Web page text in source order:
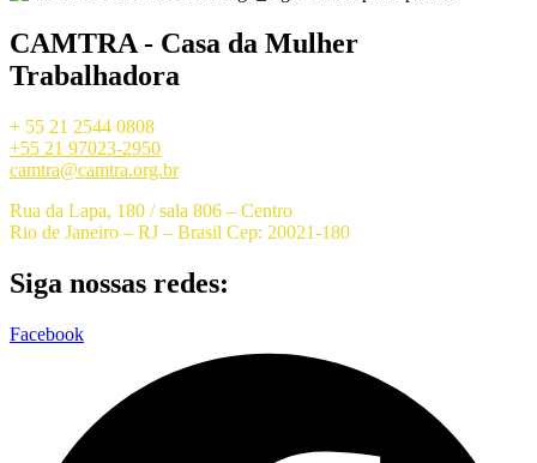
CAMTRA - Casa da Mulher
Trabalhadora
+ 55 21 2544 0808
+55 21 97023-2950
camtra@camtra.org.br
Rua da Lapa, 180 / sala 806 – Centro
Rio de Janeiro – RJ – Brasil Cep: 20021-180
Siga nossas redes:
Facebook